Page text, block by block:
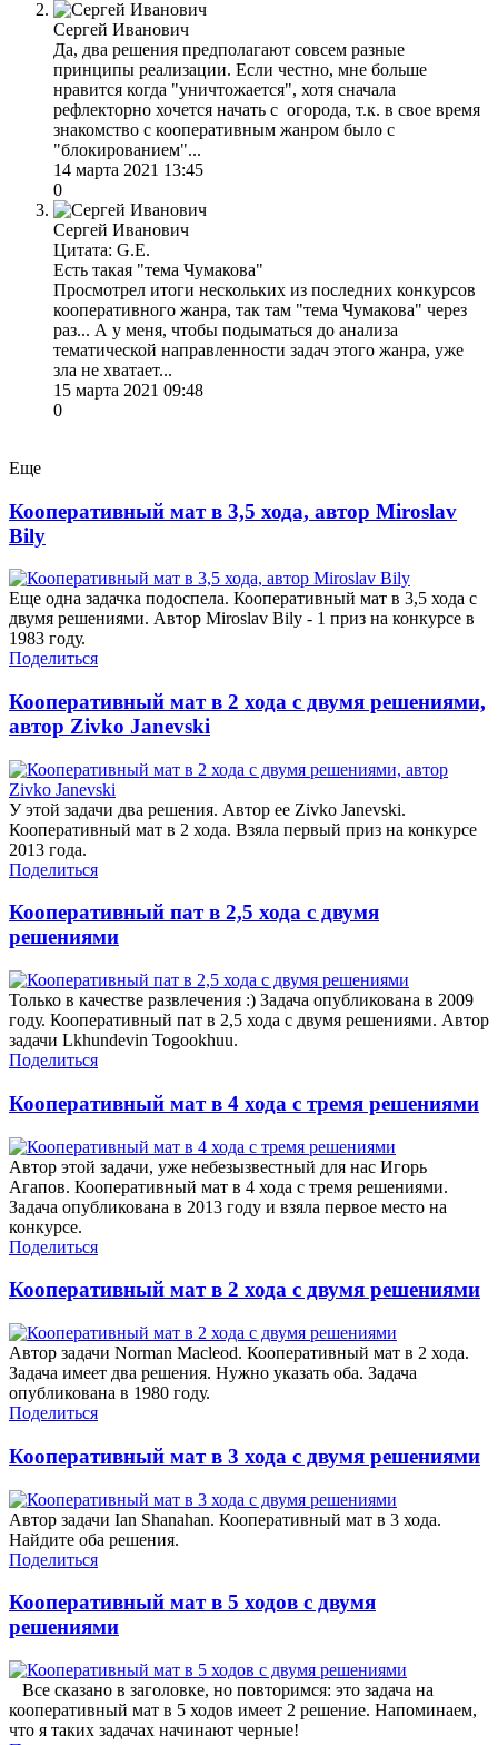
Сергей Иванович
Да, два решения предполагают совсем разные
принципы реализации. Если честно, мне больше
нравится когда "уничтожается", хотя сначала
рефлекторно хочется начать с огорода, т.к. в свое время
знакомство с кооперативным жанром было с
"блокированием"...
14 марта 2021 13:45
0
Сергей Иванович
Цитата: G.E.
Есть такая "тема Чумакова"
Просмотрел итоги нескольких из последних конкурсов
кооперативного жанра, так там "тема Чумакова" через
раз... А у меня, чтобы подыматься до анализа
тематической направленности задач этого жанра, уже
зла не хватает...
15 марта 2021 09:48
0
Еще
Кооперативный мат в 3,5 хода, автор Miroslav
Bily
Еще одна задачка подоспела. Кооперативный мат в 3,5 хода с
двумя решениями. Автор Miroslav Bily - 1 приз на конкурсе в
1983 году.
Поделиться
Кооперативный мат в 2 хода с двумя решениями,
автор Zivko Janevski
У этой задачи два решения. Автор ее Zivko Janevski.
Кооперативный мат в 2 хода. Взяла первый приз на конкурсе
2013 года.
Поделиться
Кооперативный пат в 2,5 хода с двумя
решениями
Только в качестве развлечения :) Задача опубликована в 2009
году. Кооперативный пат в 2,5 хода с двумя решениями. Автор
задачи Lkhundevin Togookhuu.
Поделиться
Кооперативный мат в 4 хода с тремя решениями
Автор этой задачи, уже небезызвестный для нас Игорь
Агапов. Кооперативный мат в 4 хода с тремя решениями.
Задача опубликована в 2013 году и взяла первое место на
конкурсе.
Поделиться
Кооперативный мат в 2 хода с двумя решениями
Автор задачи Norman Macleod. Кооперативный мат в 2 хода.
Задача имеет два решения. Нужно указать оба. Задача
опубликована в 1980 году.
Поделиться
Кооперативный мат в 3 хода с двумя решениями
Автор задачи Ian Shanahan. Кооперативный мат в 3 хода.
Найдите оба решения.
Поделиться
Кооперативный мат в 5 ходов с двумя
решениями
Все сказано в заголовке, но повторимся: это задача на
кооперативный мат в 5 ходов имеет 2 решение. Напоминаем,
что я таких задачах начинают черные!